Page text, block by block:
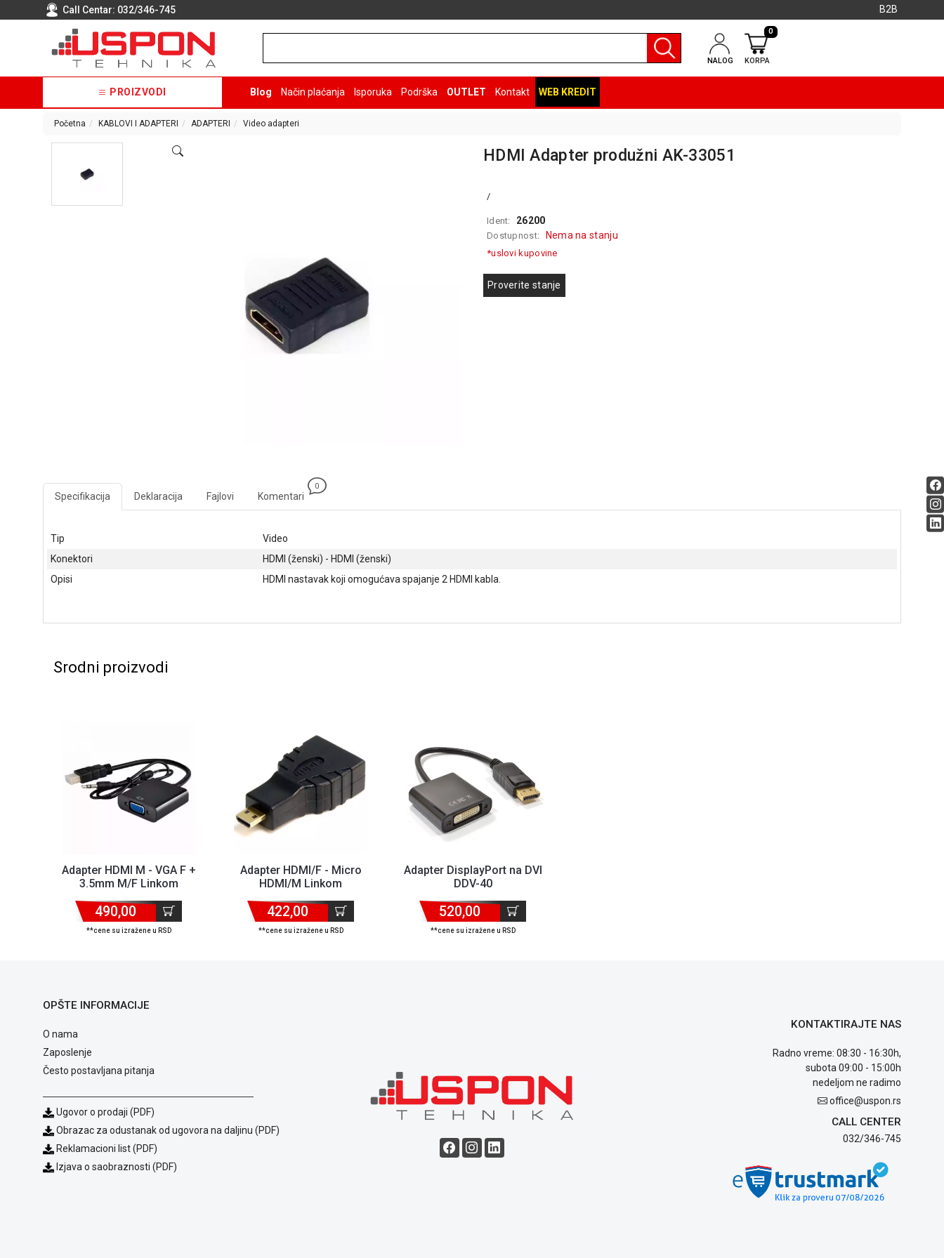
Call Centar: 032/346-745 B2B
NALOG KORPA
0
PROIZVODI Blog Način plaćanja Isporuka Podrška OUTLET Kontakt WEB KREDIT
Početna KABLOVI I ADAPTERI ADAPTERI Video adapteri
HDMI Adapter produžni AK-33051
/
Ident: 26200
Dostupnost: Nema na stanju
*uslovi kupovine
Proverite stanje
Specifikacija Deklaracija Fajlovi Komentari
0
Tip
Video
Konektori
HDMI (ženski) - HDMI (ženski)
Opisi
HDMI nastavak koji omogućava spajanje 2 HDMI kabla.
Srodni proizvodi
Adapter HDMI M - VGA F +
3.5mm M/F Linkom
490,00
**cene su izražene u RSD
Adapter HDMI/F - Micro
HDMI/M Linkom
422,00
**cene su izražene u RSD
Adapter DisplayPort na DVI
DDV-40
520,00
**cene su izražene u RSD
OPŠTE INFORMACIJE
O nama
Zaposlenje
Često postavljana pitanja
Ugovor o prodaji (PDF)
Obrazac za odustanak od ugovora na daljinu (PDF)
Reklamacioni list (PDF)
Izjava o saobraznosti (PDF)
KONTAKTIRAJTE NAS
Radno vreme: 08:30 - 16:30h,
subota 09:00 - 15:00h
nedeljom ne radimo
office@uspon.rs
CALL CENTER
032/346-745